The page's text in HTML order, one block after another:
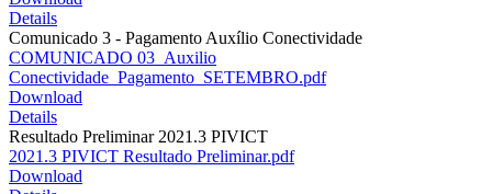
Details
Comunicado 3 - Pagamento Auxílio Conectividade
COMUNICADO 03_Auxilio
Conectividade_Pagamento_SETEMBRO.pdf
Download
Details
Resultado Preliminar 2021.3 PIVICT
2021.3 PIVICT Resultado Preliminar.pdf
Download